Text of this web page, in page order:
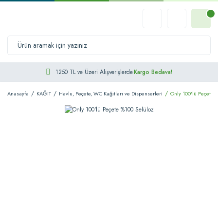
1250 TL ve Üzeri AlışverişlerdeKargo Bedava!
Anasayfa KAĞIT Havlu, Peçete, WC Kağıtları ve Dispenserleri Only 100'lü Peçete